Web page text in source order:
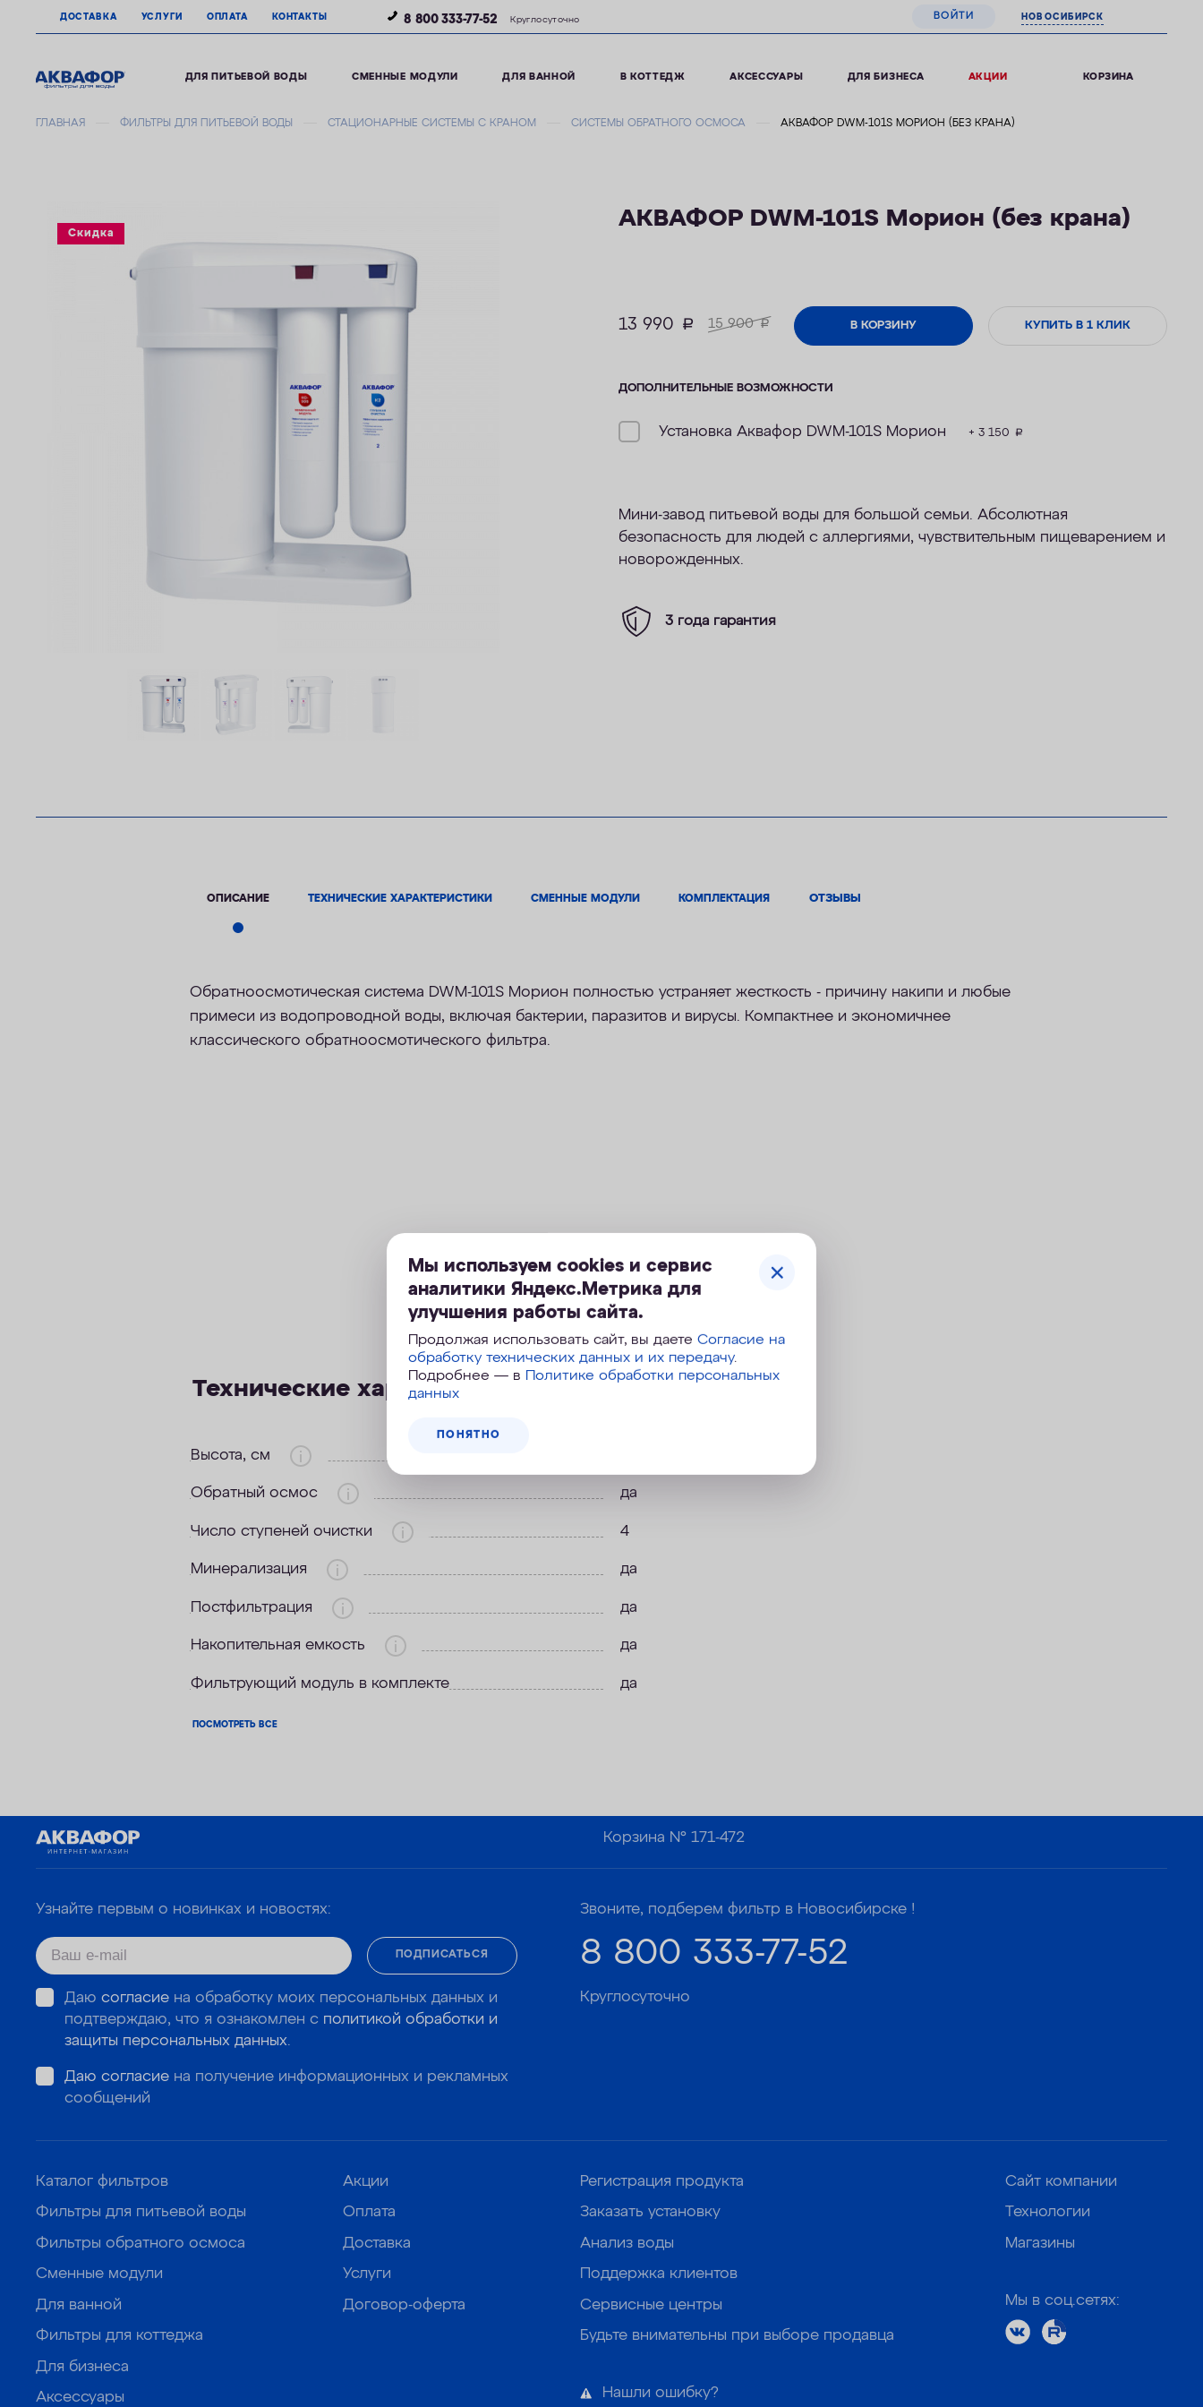
ДОСТАВКА УСЛУГИ ОПЛАТА КОНТАКТЫ 8 800 333-77-52 Круглосуточно ВОЙТИ НОВОСИБИРСК
ДЛЯ ПИТЬЕВОЙ ВОДЫ СМЕННЫЕ МОДУЛИ ДЛЯ ВАННОЙ В КОТТЕДЖ АКСЕССУАРЫ ДЛЯ БИЗНЕСА АКЦИИ КОРЗИНА
ГЛАВНАЯ ФИЛЬТРЫ ДЛЯ ПИТЬЕВОЙ ВОДЫ СТАЦИОНАРНЫЕ СИСТЕМЫ С КРАНОМ СИСТЕМЫ ОБРАТНОГО ОСМОСА АКВАФОР DWM-101S МОРИОН (БЕЗ КРАНА)
Скидка
АКВАФОР DWM-101S Морион (без крана)
13 990 руб. 15 900руб. В КОРЗИНУ КУПИТЬ В 1 КЛИК
ДОПОЛНИТЕЛЬНЫЕ ВОЗМОЖНОСТИ
Установка Аквафор DWM-101S Морион + 3 150 руб.
Мини-завод питьевой воды для большой семьи. Абсолютная
безопасность для людей с аллергиями, чувствительным пищеварением и
новорожденных.
3 года гарантия
ОПИСАНИЕ ТЕХНИЧЕСКИЕ ХАРАКТЕРИСТИКИ СМЕННЫЕ МОДУЛИ КОМПЛЕКТАЦИЯ ОТЗЫВЫ
Обратноосмотическая система DWM-101S Морион полностью устраняет жесткость - причину накипи и любые
примеси из водопроводной воды, включая бактерии, паразитов и вирусы. Компактнее и экономичнее
классического обратноосмотического фильтра.
Технические характеристики
Высота, см
Обратный осмос да
Число ступеней очистки 4
Минерализация да
Постфильтрация да
Накопительная емкость да
Фильтрующий модуль в комплекте да
ПОСМОТРЕТЬ ВСЕ
Мы используем cookies и сервис
аналитики Яндекс.Метрика для
улучшения работы сайта.
Продолжая использовать сайт, вы даете Согласие на
обработку технических данных и их передачу.
Подробнее — в
Политике обработки персональных
данных
ПОНЯТНО
Корзина №171-472
Узнайте первым о новинках и новостях:
ПОДПИСАТЬСЯ
Даю согласиена обработку моих персональных данных и
подтверждаю, что я ознакомлен с политикой обработки и
защиты персональных данных.
Даю согласиена получение информационных и рекламных
сообщений
Звоните, подберем фильтр в Новосибирске !
8 800 333-77-52
Круглосуточно
Каталог фильтров
Фильтры для питьевой воды
Фильтры обратного осмоса
Сменные модули
Для ванной
Фильтры для коттеджа
Для бизнеса
Аксессуары
Акции
Оплата
Доставка
Услуги
Договор-оферта
Регистрация продукта
Заказать установку
Анализ воды
Поддержка клиентов
Сервисные центры
Будьте внимательны при выборе продавца
Нашли ошибку?
Сайт компании
Технологии
Магазины
Мы в соц.сетях: